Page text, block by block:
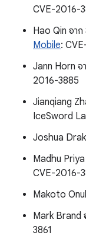
CVE-2016-
Hao Qin จา
Mobile:
Jann Horn
2016-3885
Jianqiang
IceSword
Joshua
Madhu
CVE-2016-
Makoto
Mark Brand
3861